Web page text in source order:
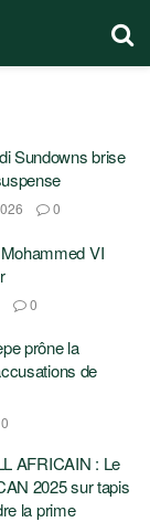
Sundowns brise
0
VI
0
prône la
de
0
AFRICAIN : Le
2025 sur tapis
la prime